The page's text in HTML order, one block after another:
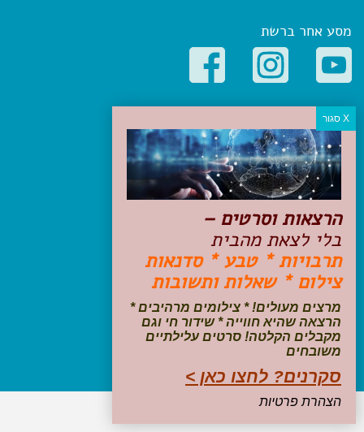
מסע אחר ברשת
קטגוריות פופולריות
יעדים
טיולים בישראל
מלונות בוטיק בישראל
טיפים והמלצות
הכנות לנסיעה
טיולי ג'יפים
טיולים עם ילדים
שייט, הפלגות, קרוזים
עקבו אחרינו בפייסבוק
הרצאות וסרטים –
בלי לצאת מהבית
תרבויות * טבע * סדנאות
צילום * שאלות ותשובות
מרצים מעולים! * צילומים מרהיבים *
הרצאה שהיא חווייה * שידור חי וגם
מקבלים הקלטה! סרטים עלילתיים
משובחים
סקרנים? לחצו כאן >
הצהרת פרטיות